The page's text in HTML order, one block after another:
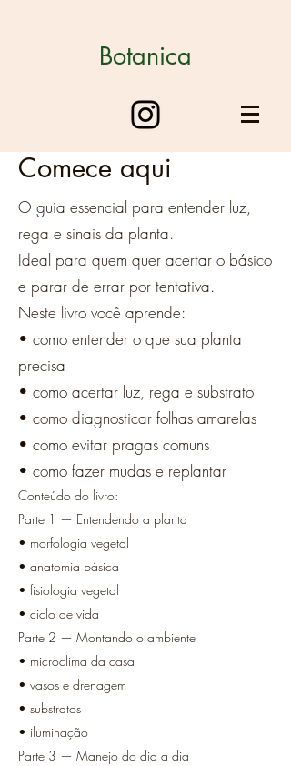
Botanica
Comece aqui
O guia essencial para entender luz,
rega e sinais da planta.
Ideal para quem quer acertar o básico
e parar de errar por tentativa.
Neste livro você aprende:
• como entender o que sua planta
precisa
• como acertar luz, rega e substrato
• como diagnosticar folhas amarelas
• como evitar pragas comuns
• como fazer mudas e replantar
Conteúdo do livro:
Parte 1 — Entendendo a planta
• morfologia vegetal
• anatomia básica
• fisiologia vegetal
• ciclo de vida
Parte 2 — Montando o ambiente
• microclima da casa
• vasos e drenagem
• substratos
• iluminação
Parte 3 — Manejo do dia a dia